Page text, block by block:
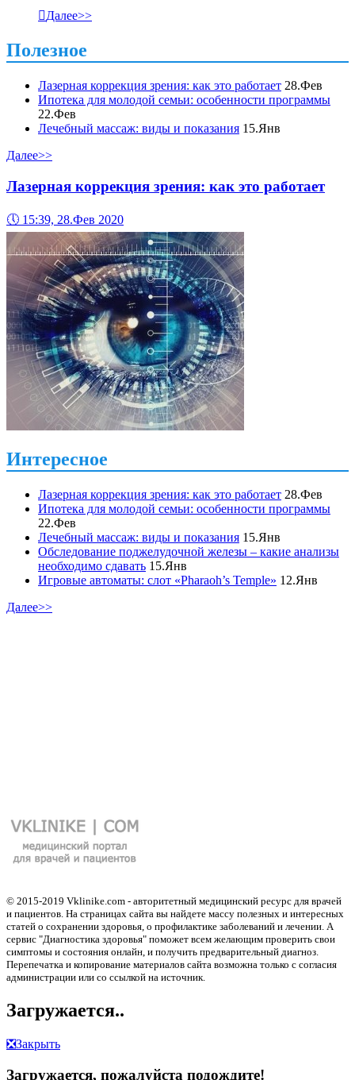
Далее>>
Полезное
Лазерная коррекция зрения: как это работает 28.Фев
Ипотека для молодой семьи: особенности программы
22.Фев
Лечебный массаж: виды и показания 15.Янв
Далее>>
Лазерная коррекция зрения: как это работает
🕔 15:39, 28.Фев 2020
Интересное
Лазерная коррекция зрения: как это работает 28.Фев
Ипотека для молодой семьи: особенности программы
22.Фев
Лечебный массаж: виды и показания 15.Янв
Обследование поджелудочной железы – какие анализы
необходимо сдавать 15.Янв
Игровые автоматы: слот «Pharaoh’s Temple» 12.Янв
Далее>>
© 2015-2019 Vklinike.com - авторитетный медицинский ресурс для врачей
и пациентов. На страницах сайта вы найдете массу полезных и интересных
статей о сохранении здоровья, о профилактике заболеваний и лечении. А
сервис "Диагностика здоровья" поможет всем желающим проверить свои
симптомы и состояния онлайн, и получить предварительный диагноз.
Перепечатка и копирование материалов сайта возможна только с согласия
администрации или со ссылкой на источник.
Загружается..
❎Закрыть
Загружается, пожалуйста подождите!